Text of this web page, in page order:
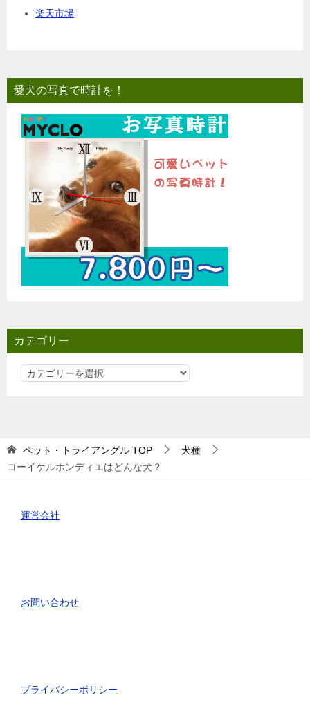
楽天市場
愛犬の写真で時計を！
カテゴリー
カ
ペット・トライアングル TOP
犬種
コーイケルホンディエはどんな犬？
運営会社
お問い合わせ
プライバシーポリシー